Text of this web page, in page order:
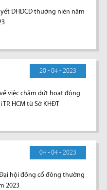
ĐHĐCĐ thường niên năm
20 - 04 - 2023
việc chấm dứt hoạt động
HCM từ Sở KHĐT
04 - 04 - 2023
hội đồng cổ đông thường
2023